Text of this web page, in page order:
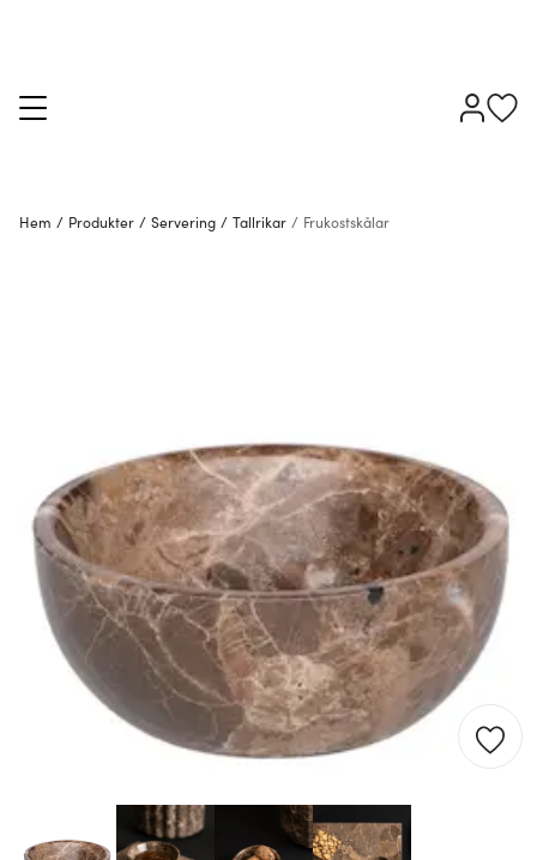
Hem / Produkter / Servering / Tallrikar / Frukostskålar